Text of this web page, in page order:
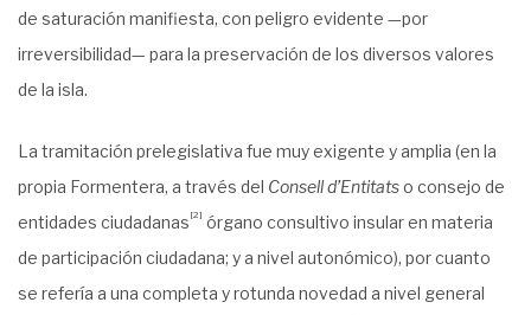
de saturación manifiesta, con peligro evidente —por
irreversibilidad— para la preservación de los diversos valores
de la isla.
La tramitación prelegislativa fue muy exigente y amplia (en la
propia Formentera, a través del Consell d’Entitatso consejo de
entidades ciudadanas [2] órgano consultivo insular en materia
de participación ciudadana; y a nivel autonómico), por cuanto
se refería a una completa y rotunda novedad a nivel general